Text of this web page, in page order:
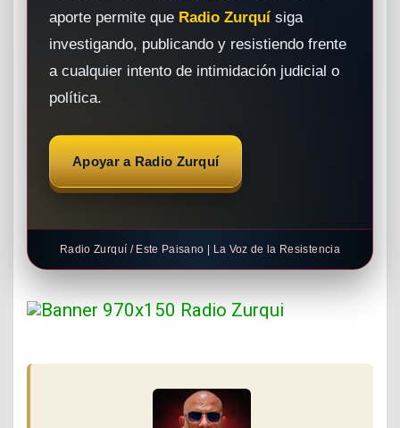
aporte permite que Radio Zurquí siga
investigando, publicando y resistiendo frente
a cualquier intento de intimidación judicial o
política.
Apoyar a Radio Zurquí
Radio Zurquí / Este Paisano | La Voz de la Resistencia